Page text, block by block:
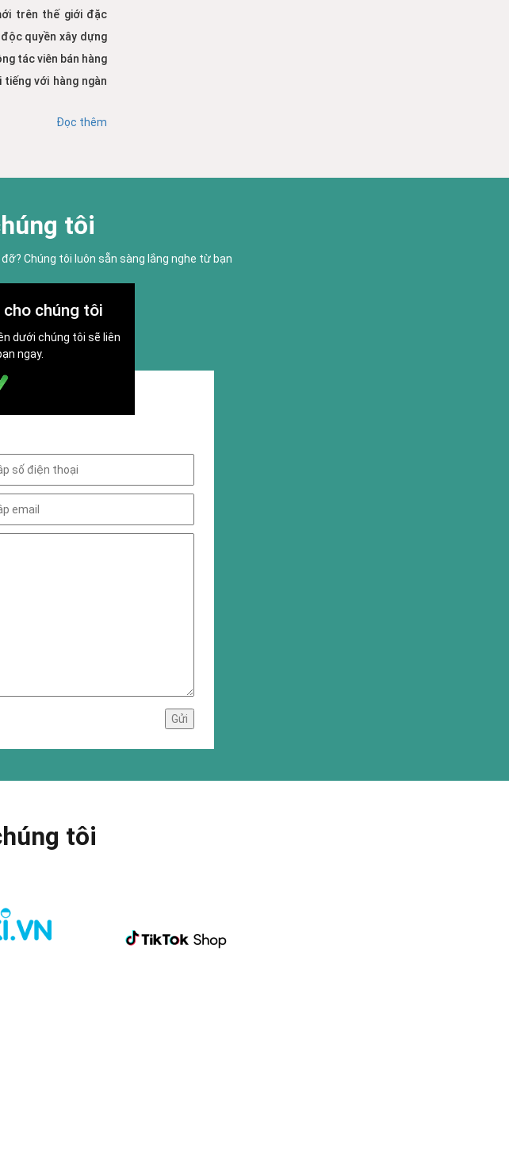
trên thế giới đặc
quyền xây dựng
tác viên bán hàng
với hàng ngàn
Đọc thêm
tôi
Chúng tôi luôn sẵn sàng lắng nghe từ bạn
chúng tôi
dưới chúng tôi sẽ liên
ngay.
tôi